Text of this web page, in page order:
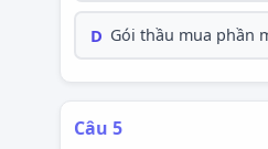
D Gói thầu mua phần
Câu 5